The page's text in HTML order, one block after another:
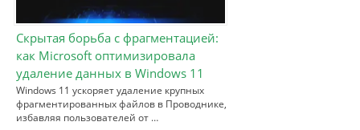
Скрытая борьба с фрагментацией:
как Microsoft оптимизировала
удаление данных в Windows 11
Windows 11 ускоряет удаление крупных
фрагментированных файлов в Проводнике,
избавляя пользователей от …